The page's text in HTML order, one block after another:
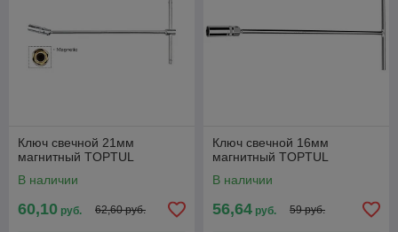
Ключ свечной 21мм
магнитный TOPTUL
В наличии
60,10 руб. 62,60 руб.
Ключ свечной 16мм
магнитный TOPTUL
В наличии
56,64 руб. 59 руб.